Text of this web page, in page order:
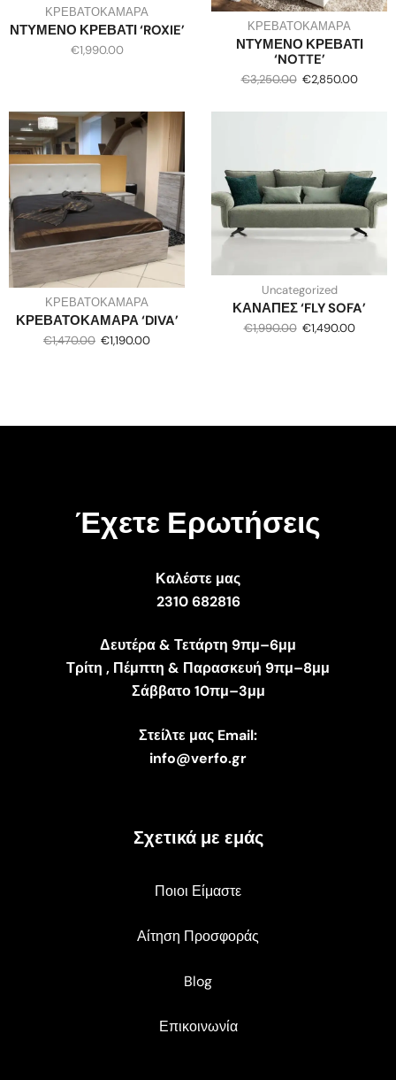
ΚΡΕΒΑΤΟΚΑΜΑΡΑ
ΝΤΥΜΕΝΟ ΚΡΕΒΑΤΙ ‘ROXIE’
€1,990.00
ΚΡΕΒΑΤΟΚΑΜΑΡΑ
ΝΤΥΜΕΝΟ ΚΡΕΒΑΤΙ
‘NOTTE’
€3,250.00 €2,850.00
ΚΡΕΒΑΤΟΚΑΜΑΡΑ
ΚΡΕΒΑΤΟΚΑΜΑΡΑ ‘DIVA’
€1,470.00 €1,190.00
Uncategorized
ΚΑΝΑΠΕΣ ‘FLY SOFA’
€1,990.00 €1,490.00
Έχετε Ερωτήσεις
Καλέστε μας
2310 682816
Δευτέρα & Τετάρτη 9πμ–6μμ
Τρίτη , Πέμπτη & Παρασκευή 9πμ–8μμ
Σάββατο 10πμ–3μμ
Στείλτε μας Email:
info@verfo.gr
Σχετικά με εμάς
Ποιοι Είμαστε
Αίτηση Προσφοράς
Blog
Επικοινωνία